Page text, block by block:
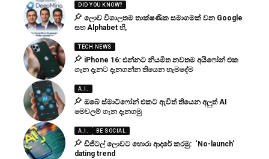
DID YOU KNOW?
ලොව විශාලතම තාක්ෂණික සමාගමක් වන Google
සහ Alphabet හි,
TECH NEWS
iPhone 16: එන්නට නියමිත නවතම අයිෆෝන් එක
ගැන දැනට දැනගන්න තියෙන හැමදේම
A.I.
ඔබේ ස්මාට්ෆෝන් එකට ඇවිත් තියෙන අලුත් AI
මෙවලම් ගැන දැනගමු
A.I. BE SOCIAL
ඩිජිටල් ලොවට හොරා ආදරේ කරමු: ‘No-launch’
dating trend